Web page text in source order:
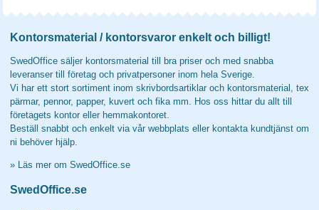
Kontorsmaterial / kontorsvaror enkelt och billigt!
SwedOffice säljer kontorsmaterial till bra priser och med snabba
leveranser till företag och privatpersoner inom hela Sverige.
Vi har ett stort sortiment inom skrivbordsartiklar och kontorsmaterial, tex
pärmar, pennor, papper, kuvert och fika mm. Hos oss hittar du allt till
företagets kontor eller hemmakontoret.
Beställ snabbt och enkelt via vår webbplats eller kontakta kundtjänst om
ni behöver hjälp.
» Läs mer om SwedOffice.se
SwedOffice.se